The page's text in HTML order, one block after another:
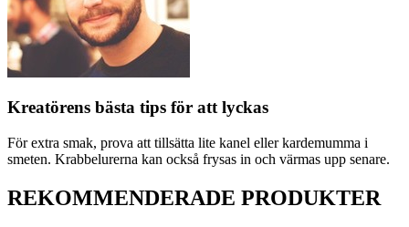
Kreatörens bästa tips för att lyckas
För extra smak, prova att tillsätta lite kanel eller kardemumma i
smeten. Krabbelurerna kan också frysas in och värmas upp senare.
REKOMMENDERADE PRODUKTER